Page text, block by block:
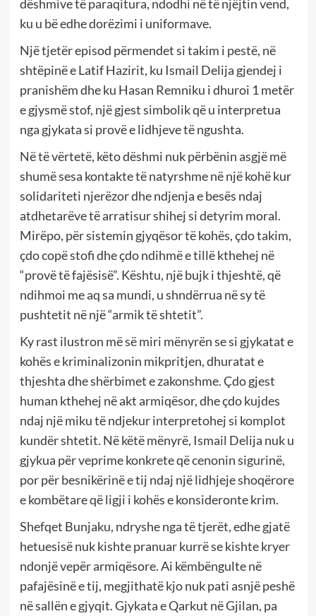
dëshmive të paraqitura, ndodhi në të njëjtin vend,
ku u bë edhe dorëzimi i uniformave.
Një tjetër episod përmendet si takim i pestë, në
shtëpinë e Latif Hazirit, ku Ismail Delija gjendej i
pranishëm dhe ku Hasan Remniku i dhuroi 1 metër
e gjysmë stof, një gjest simbolik që u interpretua
nga gjykata si provë e lidhjeve të ngushta.
Në të vërtetë, këto dëshmi nuk përbënin asgjë më
shumë sesa kontakte të natyrshme në një kohë kur
solidariteti njerëzor dhe ndjenja e besës ndaj
atdhetarëve të arratisur shihej si detyrim moral.
Mirëpo, për sistemin gjyqësor të kohës, çdo takim,
çdo copë stofi dhe çdo ndihmë e tillë kthehej në
“provë të fajësisë”. Kështu, një bujk i thjeshtë, që
ndihmoi me aq sa mundi, u shndërrua në sy të
pushtetit në një “armik të shtetit”.
Ky rast ilustron më së miri mënyrën se si gjykatat e
kohës e kriminalizonin mikpritjen, dhuratat e
thjeshta dhe shërbimet e zakonshme. Çdo gjest
human kthehej në akt armiqësor, dhe çdo kujdes
ndaj një miku të ndjekur interpretohej si komplot
kundër shtetit. Në këtë mënyrë, Ismail Delija nuk u
gjykua për veprime konkrete që cenonin sigurinë,
por për besnikërinë e tij ndaj një lidhjeje shoqërore
e kombëtare që ligji i kohës e konsideronte krim.
Shefqet Bunjaku, ndryshe nga të tjerët, edhe gjatë
hetuesisë nuk kishte pranuar kurrë se kishte kryer
ndonjë vepër armiqësore. Ai këmbëngulte në
pafajësinë e tij, megjithatë kjo nuk pati asnjë peshë
në sallën e gjyqit. Gjykata e Qarkut në Gjilan, pa